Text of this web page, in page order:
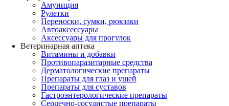
Амуниция
Рулетки
Переноски, сумки, рюкзаки
Автоаксессуары
Аксессуары для прогулок
Ветеринарная аптека
Витамины и добавки
Противопаразитарные средства
Дерматологические препараты
Препараты для глаз и ушей
Препараты для суставов
Гастроэнтерологические препараты
Сердечно-сосудистые препараты